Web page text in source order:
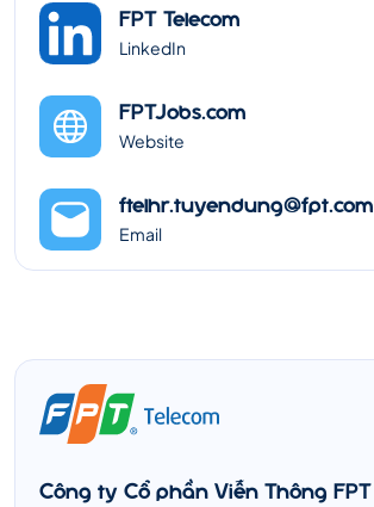
FPT Telecom
LinkedIn
FPTJobs.com
Website
ftelhr.tuyendung@fpt.com
Email
Công ty Cổ phần Viễn Thông FPT